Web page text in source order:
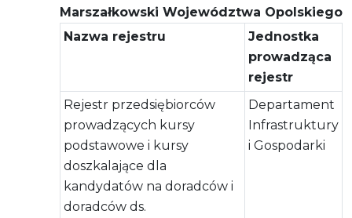
Marszałkowski Województwa Opolskiego
Nazwa rejestru
Jednostka
prowadząca
rejestr
Rejestr przedsiębiorców
prowadzących kursy
podstawowe i kursy
doszkalające dla
kandydatów na doradców i
doradców ds.
Departament
Infrastruktury
i Gospodarki